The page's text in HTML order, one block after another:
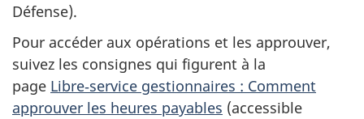
Défense).
Pour accéder aux opérations et les approuver,
suivez les consignes qui figurent à la
page Libre‑service gestionnaires : Comment
approuver les heures payables (accessible